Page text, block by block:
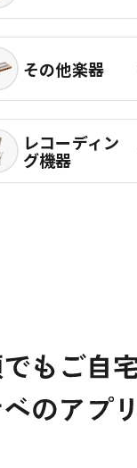
その他楽器
レコーディン
グ機器